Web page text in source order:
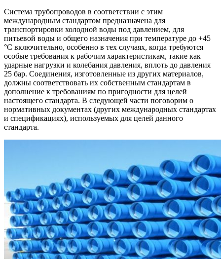
Система трубопроводов в соответствии с этим
международным стандартом предназначена для
транспортировки холодной воды под давлением, для
питьевой воды и общего назначения при температуре до +45
°C включительно, особенно в тех случаях, когда требуются
особые требования к рабочим характеристикам, такие как
ударные нагрузки и колебания давления, вплоть до давления
25 бар. Соединения, изготовленные из других материалов,
должны соответствовать их собственным стандартам в
дополнение к требованиям по пригодности для целей
настоящего стандарта. В следующей части поговорим о
нормативных документах (других международных стандартах
и спецификациях), используемых для целей данного
стандарта.